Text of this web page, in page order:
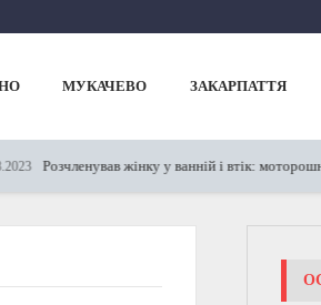
МУКАЧЕВО ЗАКАРПАТТЯ
Розчленував жінку у ванній і втік: